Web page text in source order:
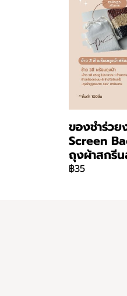
ของชำร่ว
Screen
ถุงผ้าสกรี
฿35